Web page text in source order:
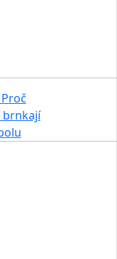
brnkají